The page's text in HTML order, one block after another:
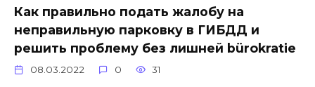
Как правильно подать жалобу на
неправильную парковку в ГИБДД и
решить проблему без лишней bürokratie
08.03.2022 0 31